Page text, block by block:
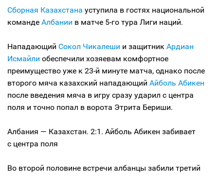
Сборная Казахстана уступила в гостях национальной
команде Албании в матче 5-го тура Лиги наций.
Нападающий Сокол Чикалеши и защитник Ардиан
Исмайли обеспечили хозяевам комфортное
преимущество уже к 23-й минуте матча, однако после
второго мяча казахский нападающий Айболь Абикен
после введения мяча в игру сразу ударил с центра
поля и точно попал в ворота Этрита Бериши.
Албания — Казахстан. 2:1. Айболь Абикен забивает
с центра поля
Во второй половине встречи албанцы забили третий